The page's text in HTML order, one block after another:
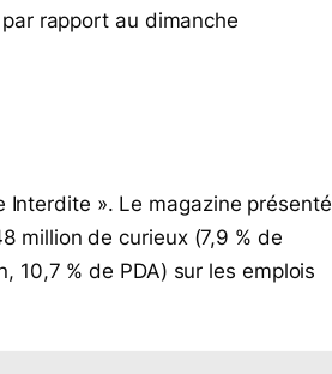
rapport au dimanche
». Le magazine présenté
million de curieux (7,9 % de
10,7 % de PDA) sur les emplois